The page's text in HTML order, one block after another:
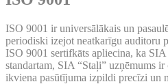
ISO 9001 ir universālākais un
periodiski izejot neatkarīgu auditoru
ISO 9001 sertifkāts apliecina, ka
standartam, SIA “Staļi” uzņēmums
ikviena pasūtījuma izpildi precīzi un